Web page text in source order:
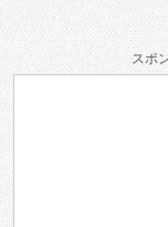
スポ